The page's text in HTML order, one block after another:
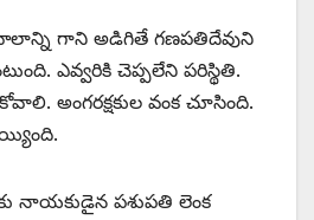
గాని అడిగితే గణపతిదేవుని
ఎవ్వరికి చెప్పలేని పరిస్థితి.
అంగరక్షకుల వంక చూసింది.
నాయకుడైన పశుపతి లెంక